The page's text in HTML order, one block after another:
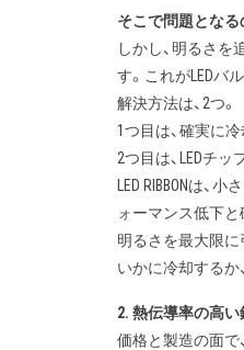
そこで問題となる
しかし、明るさ
す。これがLEDバ
解決方法は、2つ。
1つ目は、確実に
2つ目は、LEDチ
LED RIBBONは
ォーマンス低下
明るさを最大限に
いかに冷却するか
2. 熱伝導率の高い
価格と製造の面で